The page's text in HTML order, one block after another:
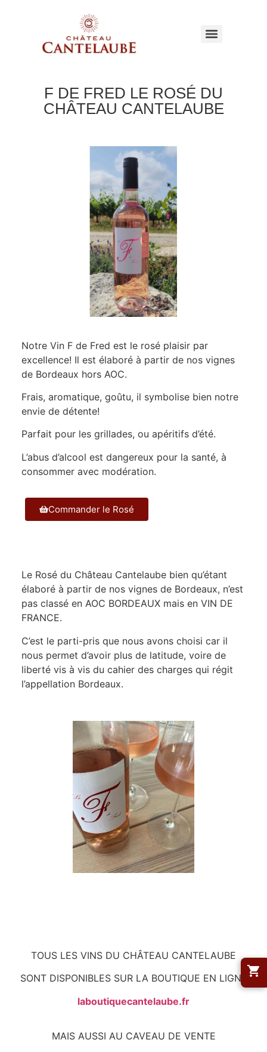
F DE FRED LE ROSÉ DU
CHÂTEAU CANTELAUBE
Notre Vin F de Fred est le rosé plaisir par
excellence! Il est élaboré à partir de nos vignes
de Bordeaux hors AOC.
Frais, aromatique, goûtu, il symbolise bien notre
envie de détente!
Parfait pour les grillades, ou apéritifs d’été.
L’abus d’alcool est dangereux pour la santé, à
consommer avec modération.
Commander le Rosé
Le Rosé du Château Cantelaube bien qu’étant
élaboré à partir de nos vignes de Bordeaux, n’est
pas classé en AOC BORDEAUX mais en VIN DE
FRANCE.
C’est le parti-pris que nous avons choisi car il
nous permet d’avoir plus de latitude, voire de
liberté vis à vis du cahier des charges qui régit
l’appellation Bordeaux.
TOUS LES VINS DU CHÂTEAU CANTELAUBE
SONT DISPONIBLES SUR LA BOUTIQUE EN LIGNE
laboutiquecantelaube.fr
MAIS AUSSI AU CAVEAU DE VENTE